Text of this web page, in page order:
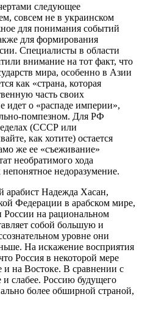
следующее
совсем не в украинском
для понимания событий
для формирования
Специалисты в области
внимание на тот факт, что
мира, особенно в Азии
как «страна, которая
часть своих
идет о «распаде империи»,
помпезном. Для РФ
(СССР или
как хотите) остается
же ее «съеживание»
необратимого хода
непонятное недоразумение.
арабист Надежда Хасан,
Федерации в арабском мире,
России на рациональном
собой большую и
уровне они
На искажение восприятия
Россия в некоторой мере
и на Востоке. В сравнении с
слабее. Россию будущего
более обширной страной,